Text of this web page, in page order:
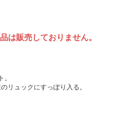
は販売しておりません。
リュックにすっぽり入る。